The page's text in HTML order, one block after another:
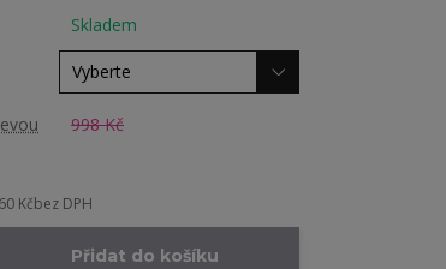
Skladem
998 Kč
Kčbez DPH
Přidat do košíku